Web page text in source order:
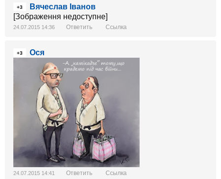
+3
Вячеслав Іванов
[Зображення недоступне]
24.07.2015 14:36 Ответить Ссылка
+3 Ося
24.07.2015 14:41 Ответить Ссылка